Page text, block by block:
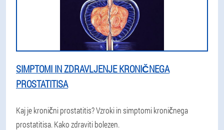
SIMPTOMI IN ZDRAVLJENJE KRONIČNEGA
PROSTATITISA
Kaj je kronični prostatitis? Vzroki in simptomi kroničnega
prostatitisa. Kako zdraviti bolezen.